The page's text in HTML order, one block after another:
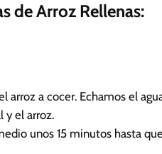
de Arroz Rellenas:
arroz a cocer. Echamos el
y el arroz.
unos 15 minutos hasta